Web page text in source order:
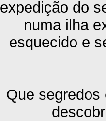
expedição do
numa ilha
esquecido e
Que segredos